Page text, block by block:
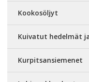
Kookosöljyt
Kuivatut hedelmät
Kurpitsansiemenet